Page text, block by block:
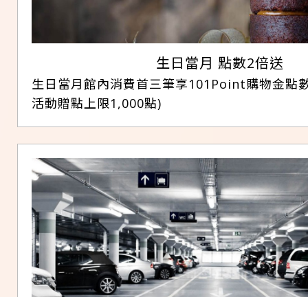
生日當月 點數2倍送
生日當月館內消費首三筆享101Point購物金點
活動贈點上限1,000點)